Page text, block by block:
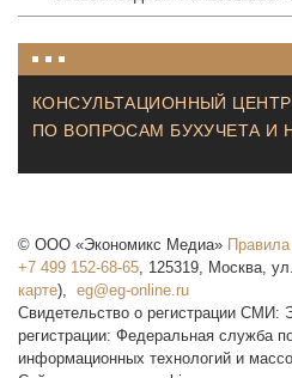
КОНСУЛЬТАЦИОННЫЙ
ПО ВОПРОСАМ БУХУЧЕТА И
© ООО «Экономикс Медиа»
+7 499 152-68-65, 125319, Москва,
карте),
Свидетельство о регистрации
регистрации: Федеральная служба
информационных технологий и